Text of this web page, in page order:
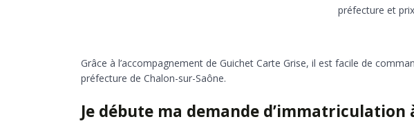
préfecture et
Grâce à l’accompagnement de Guichet Carte Grise, il est facile de
préfecture de Chalon-sur-Saône.
Je débute ma demande d’immatriculation